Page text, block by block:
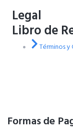
Legal
Libro de
Términos
Formas de